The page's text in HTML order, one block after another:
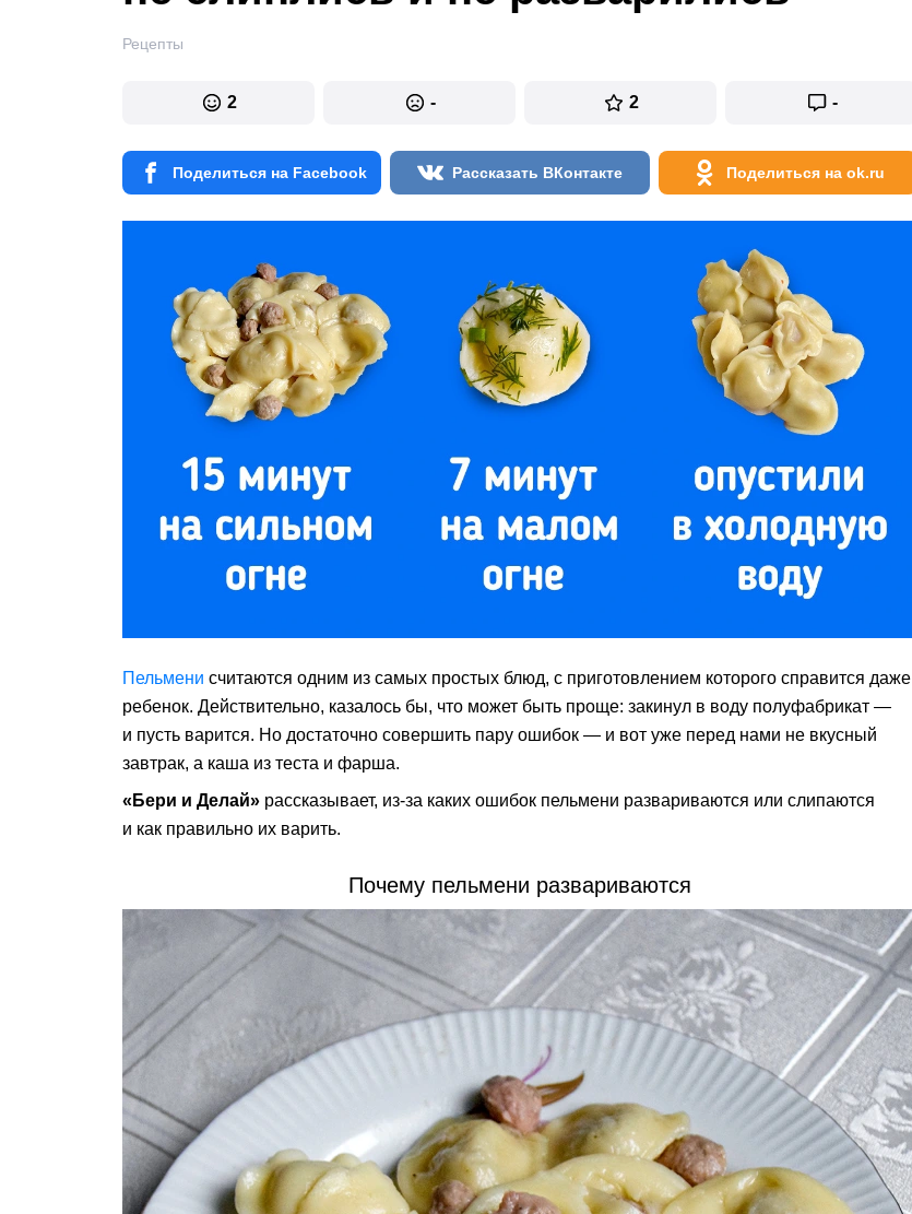
Рецепты
2 - 2 -
Поделиться на Facebook Рассказать ВКонтакте Поделиться на ok.ru
Пельмени считаются одним из самых простых блюд, с приготовлением которого справится даже
ребенок. Действительно, казалось бы, что может быть проще: закинул в воду полуфабрикат —
и пусть варится. Но достаточно совершить пару ошибок — и вот уже перед нами не вкусный
завтрак, а каша из теста и фарша.
«Бери и Делай» рассказывает, из-за каких ошибок пельмени развариваются или слипаются
и как правильно их варить.
Почему пельмени развариваются